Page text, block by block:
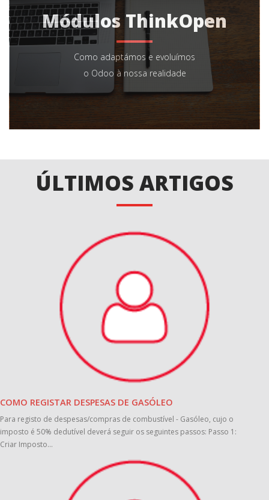
Módulos ThinkOpen
Como adaptámos e evoluímos
o Odoo à nossa realidade
ÚLTIMOS ARTIGOS
COMO REGISTAR DESPESAS DE GASÓLEO
Para registo de despesas/compras de combustível - Gasóleo, cujo o
imposto é 50% dedutível deverá seguir os seguintes passos: Passo 1:
Criar Imposto...